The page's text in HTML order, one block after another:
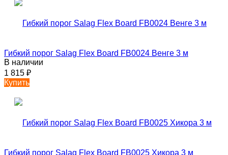
Гибкий порог Salag Flex Board FB0024 Венге 3 м
В наличии
1 815 ₽
Купить
Гибкий порог Salag Flex Board FB0025 Хикора 3 м